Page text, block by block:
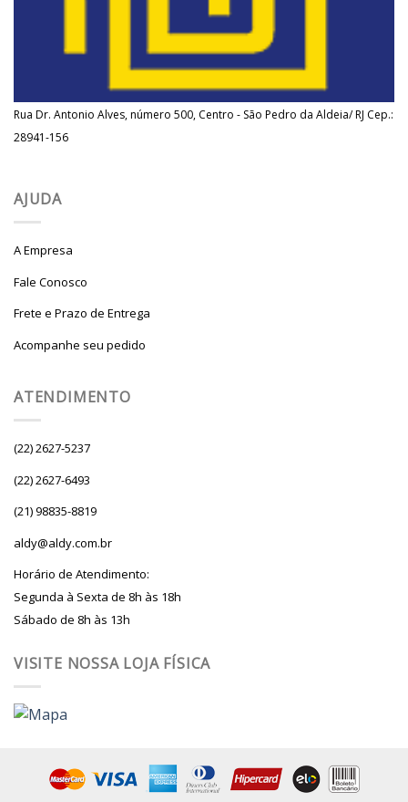
Rua Dr. Antonio Alves, número 500, Centro - São Pedro da Aldeia/ RJ Cep.:
28941-156
AJUDA
A Empresa
Fale Conosco
Frete e Prazo de Entrega
Acompanhe seu pedido
ATENDIMENTO
(22) 2627-5237
(22) 2627-6493
(21) 98835-8819
aldy@aldy.com.br
Horário de Atendimento:
Segunda à Sexta de 8h às 18h
Sábado de 8h às 13h
VISITE NOSSA LOJA FÍSICA